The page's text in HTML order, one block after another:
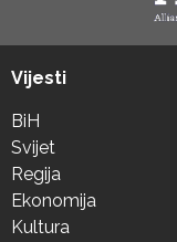
Vijesti
BiH
Svijet
Regija
Ekonomija
Kultura